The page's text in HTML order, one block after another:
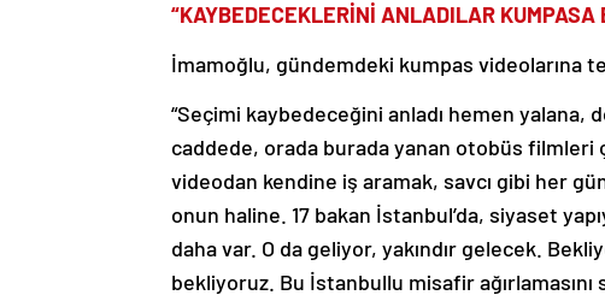
“KAYBEDECEKLERİNİ ANLADILAR KUMPASA
İmamoğlu, gündemdeki kumpas videolarına
“Seçimi kaybedeceğini anladı hemen yalana,
caddede, orada burada yanan otobüs
videodan kendine iş aramak, savcı gibi her
onun haline. 17 bakan İstanbul’da, siyaset
daha var. O da geliyor, yakındır gelecek.
bekliyoruz. Bu İstanbullu misafir